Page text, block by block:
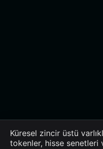
Küresel zincir üstü
tokenler, hisse senetleri